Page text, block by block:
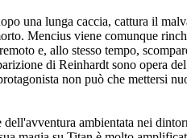
una lunga caccia, cattura il
Mencius viene comunque
e, allo stesso tempo,
di Reinhardt sono opera
non può che mettersi
ambientata nei